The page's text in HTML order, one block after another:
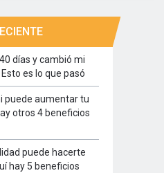
días y cambió mi
es lo que pasó
puede aumentar tu
otros 4 beneficios
puede hacerte
hay 5 beneficios